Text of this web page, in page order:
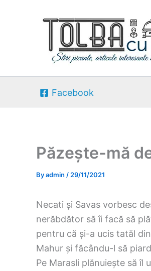
Facebook
Păzește-mă
Byadmin / 29/11/2021
Necati și Savas vorbesc
nerăbdător să îi facă să
pentru că și-a ucis tatăl
Mahur și făcându-l să
Pe Marasli plănuiește să îl